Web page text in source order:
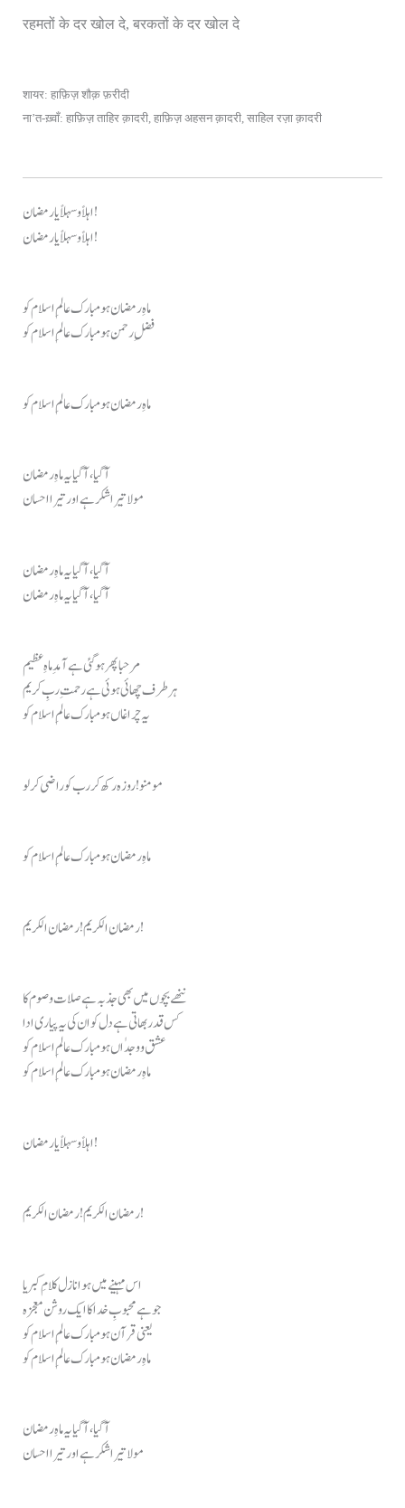
रहमतों के दर खोल दे, बरकतों के दर खोल दे
शायर: हाफ़िज़ शौक़ फ़रीदी
ना’त-ख़्वाँ: हाफ़िज़ ताहिर क़ादरी, हाफ़िज़ अहसन क़ादरी, साहिल रज़ा क़ादरी
اہلاً و سہلاً یا رمضان!
اہلاً و سہلاً یا رمضان!
ماہِ رمضان ہو مبارک عالمِ اسلام کو
فضلِ رحمن ہو مبارک عالمِ اسلام کو
ماہِ رمضان ہو مبارک عالمِ اسلام کو
آ گیا، آ گیا یہ ماہِ رمضان
مولا تیرا شکر ہے اور تیرا احسان
آ گیا، آ گیا یہ ماہِ رمضان
آ گیا، آ گیا یہ ماہِ رمضان
مرحبا پھر ہو گئی ہے آمدِ ماہِ عظیم
ہر طرف چھائی ہوئی ہے رحمتِ ربِ کریم
یہ چراغاں ہو مبارک عالمِ اسلام کو
مومنو! روزہ رکھ کر رب کو راضی کر لو
ماہِ رمضان ہو مبارک عالمِ اسلام کو
رمضان الکریم! رمضان الکریم!
ننھے بچوں میں بھی جذبہ ہے صلات و صوم کا
کس قدر بھاتی ہے دل کو ان کی یہ پیاری ادا
عشق و وجدٰاں ہو مبارک عالمِ اسلام کو
ماہِ رمضان ہو مبارک عالمِ اسلام کو
اہلاً و سہلاً یا رمضان!
رمضان الکریم! رمضان الکریم!
اس مہینے میں ہوا نازل کلامِ کبریا
جو ہے محبوبِ خدا کا ایک روشن معجزہ
یعنی قرآن ہو مبارک عالمِ اسلام کو
ماہِ رمضان ہو مبارک عالمِ اسلام کو
آ گیا، آ گیا یہ ماہِ رمضان
مولا تیرا شکر ہے اور تیرا احسان